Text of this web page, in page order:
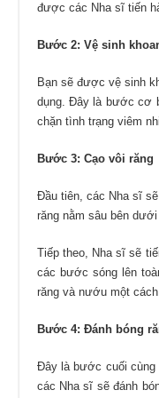
được các Nha sĩ tiến
Bước 2: Vệ sinh
Bạn sẽ được vệ sinh
dụng. Đây là bước cơ
chặn tình trạng viêm
Bước 3: Cạo vôi răng
Đầu tiên, các Nha sĩ
răng nằm sâu bên
Tiếp theo, Nha sĩ sẽ
các bước sóng lên
răng và nướu một
Bước 4: Đánh bóng
Đây là bước cuối cùng
các Nha sĩ sẽ đánh